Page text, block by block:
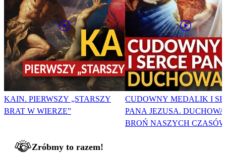
KAIN. PIERWSZY „STARSZY
BRAT W WIERZE”
CUDOWNY MEDALIK I
PANA JEZUSA. DUCHOWA
BROŃ NASZYCH
Zróbmy to razem!